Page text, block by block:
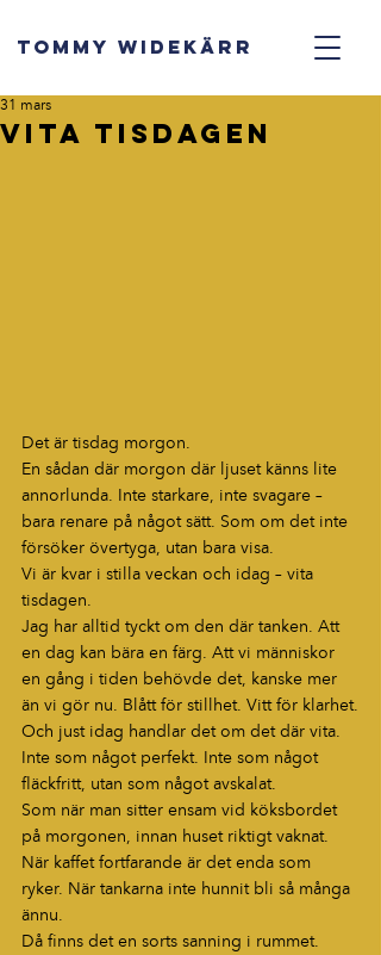
TOMMY WIDEKÄRR
Vita tisdagen
31 mars
Det är tisdag morgon.
En sådan där morgon där ljuset känns lite
annorlunda. Inte starkare, inte svagare –
bara renare på något sätt. Som om det inte
försöker övertyga, utan bara visa.
Vi är kvar i stilla veckan och idag – vita
tisdagen.
Jag har alltid tyckt om den där tanken. Att
en dag kan bära en färg. Att vi människor
en gång i tiden behövde det, kanske mer
än vi gör nu. Blått för stillhet. Vitt för klarhet.
Och just idag handlar det om det där vita.
Inte som något perfekt. Inte som något
fläckfritt, utan som något avskalat.
Som när man sitter ensam vid köksbordet
på morgonen, innan huset riktigt vaknat.
När kaffet fortfarande är det enda som
ryker. När tankarna inte hunnit bli så många
ännu.
Då finns det en sorts sanning i rummet.